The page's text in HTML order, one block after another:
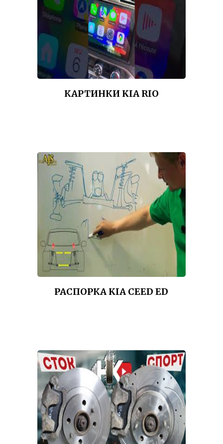
КАРТИНКИ KIA RIO
РАСПОРКА KIA CEED ED